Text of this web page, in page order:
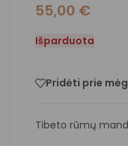
55,00 €
Išparduota
Pridėti prie
Tibeto rūmų